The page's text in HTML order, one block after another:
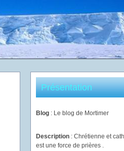
Présentation
Blog : Le blog de Mortimer
Description : Chrétienne et
est une force de prières .